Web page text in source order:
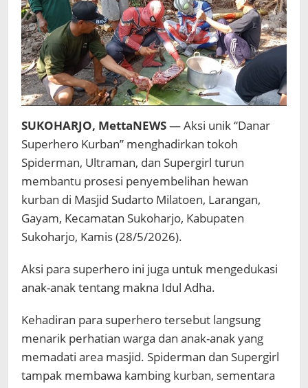
Adha
SUKOHARJO, MettaNEWS— Aksi unik “Danar
Superhero Kurban” menghadirkan tokoh
Spiderman, Ultraman, dan Supergirl turun
membantu prosesi penyembelihan hewan
kurban di Masjid Sudarto Milatoen, Larangan,
Gayam, Kecamatan Sukoharjo, Kabupaten
Sukoharjo, Kamis (28/5/2026).
Aksi para superhero ini juga untuk mengedukasi
anak-anak tentang makna Idul Adha.
Kehadiran para superhero tersebut langsung
menarik perhatian warga dan anak-anak yang
memadati area masjid. Spiderman dan Supergirl
tampak membawa kambing kurban, sementara